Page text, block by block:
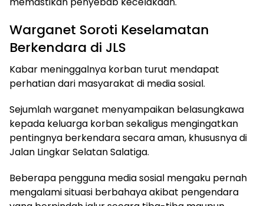
Warganet Soroti Keselamatan
Berkendara di JLS
Kabar meninggalnya korban turut mendapat
perhatian dari masyarakat di media sosial.
Sejumlah warganet menyampaikan belasungkawa
kepada keluarga korban sekaligus mengingatkan
pentingnya berkendara secara aman, khususnya di
Jalan Lingkar Selatan Salatiga.
Beberapa pengguna media sosial mengaku pernah
mengalami situasi berbahaya akibat pengendara